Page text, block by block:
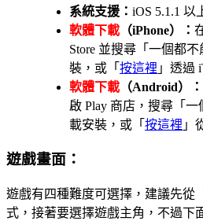
系統支援： iOS 5.1.1 以
軟體下載 （iPhone）：
Store 並搜尋「一個都
裝，或「 按這裡 」透過
軟體下載 （Android）：
啟 Play 商店，搜尋「
載安裝，或「 按這裡 」
遊戲畫面：
遊戲有四種難度可選擇，建議先從
式，接著要選擇遊戲主角，不過下